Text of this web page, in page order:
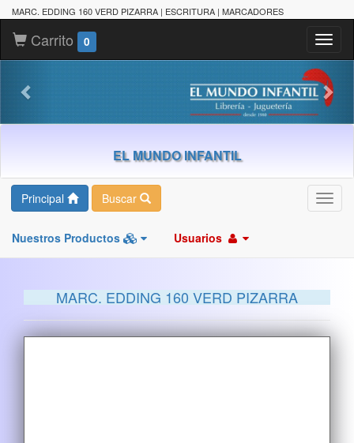
MARC. EDDING 160 VERD PIZARRA | ESCRITURA | MARCADORES
Carrito 0
EL MUNDO INFANTIL
Principal Buscar
Nuestros Productos Usuarios
MARC. EDDING 160 VERD PIZARRA